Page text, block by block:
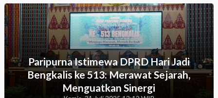
Paripurna Istimewa DPRD Hari Jadi
Bengkalis ke 513: Merawat Sejarah,
Menguatkan Sinergi